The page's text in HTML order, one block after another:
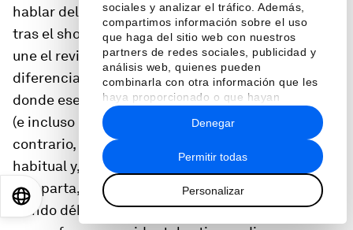
sociales y analizar el tráfico. Además,
compartimos información sobre el uso
que haga del sitio web con nuestros
partners de redes sociales, publicidad y
análisis web, quienes pueden
combinarla con otra información que les
haya proporcionado o que hayan
recopilado a partir del uso que haya
hecho de sus servicios.
Permitir todas
Personalizar
Denegar
hablar del pasado, algo por otra parte habitual
tras el shock del conflicto y la tragedia. A ello se
une el revisionismo del que hablo, un factor
diferencial con la Alemania posterior al nazismo,
donde ese discurso es condenado colectivamente
(e incluso punible en algunas condiciones). Por el
contrario, en Balcanes, es un lenguaje político
habitual y, aunque mucha gente corriente no lo
comparta, los discursos alternativos siguen
siendo débiles y minoritarios. Pero el hecho hoy
EN